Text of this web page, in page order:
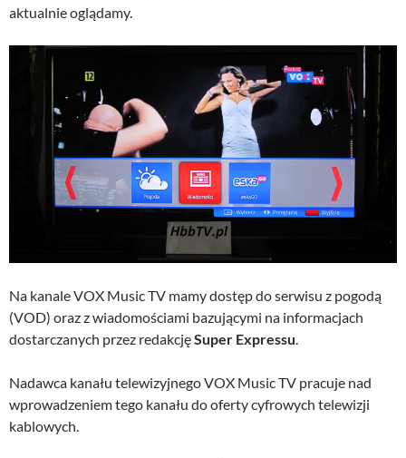
aktualnie oglądamy.
Na kanale VOX Music TV mamy dostęp do serwisu z pogodą
(VOD) oraz z wiadomościami bazującymi na informacjach
dostarczanych przez redakcjęSuper Expressu.
Nadawca kanału telewizyjnego VOX Music TV pracuje nad
wprowadzeniem tego kanału do oferty cyfrowych telewizji
kablowych.